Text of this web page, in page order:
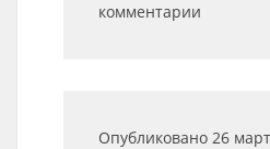
комментарии
Опубликовано 26